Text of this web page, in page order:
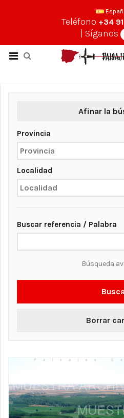
Teléfono +34
| Síganos
Afinar la
Provincia
Localidad
Buscar referencia / Palabra
Búsqueda
Borrar